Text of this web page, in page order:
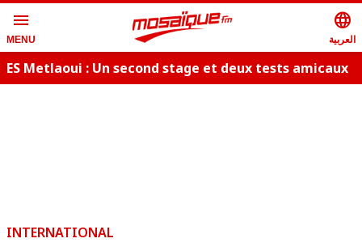
menu
MENU
language
العربية
ES Metlaoui : Un second stage et deux tests amicaux
INTERNATIONAL